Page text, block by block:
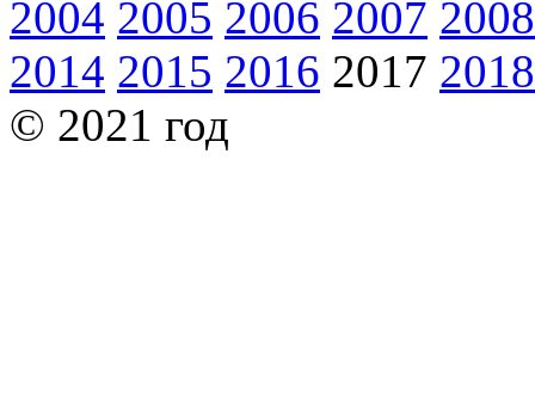
2004 2005 2006 2007 2008
2014 2015 2016 2017 2018
© 2021 год